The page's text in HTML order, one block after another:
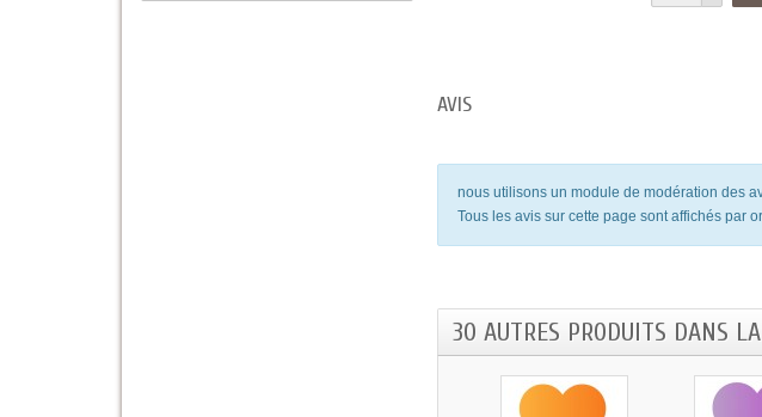
AVIS
nous utilisons un module de modération des
Tous les avis sur cette page sont affichés par
30 AUTRES PRODUITS DANS